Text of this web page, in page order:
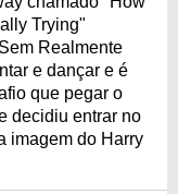
Trying"
Realmente
e dançar e é
que pegar o
decidiu entrar no
imagem do Harry